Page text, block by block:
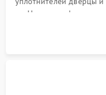
Надежная фиксация
сборка корпуса